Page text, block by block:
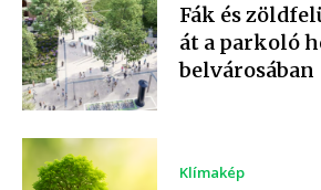
Fák és
át a parkoló
belvárosában
Klímakép